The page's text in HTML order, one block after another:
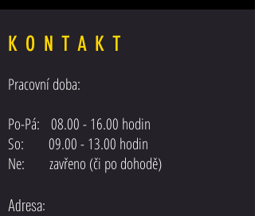
Posilovač řízení DAF XF 105 EEV
EURO5
KONTAKT
Pracovní doba:
Po-Pá: 08.00 - 16.00 hodin
So: 09.00 - 13.00 hodin
Ne: zavřeno (či po dohodě)
Adresa: